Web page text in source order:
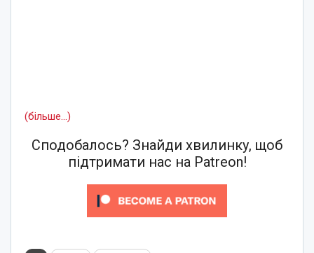
(більше…)
Сподобалось? Знайди хвилинку, щоб
підтримати нас на Patreon!